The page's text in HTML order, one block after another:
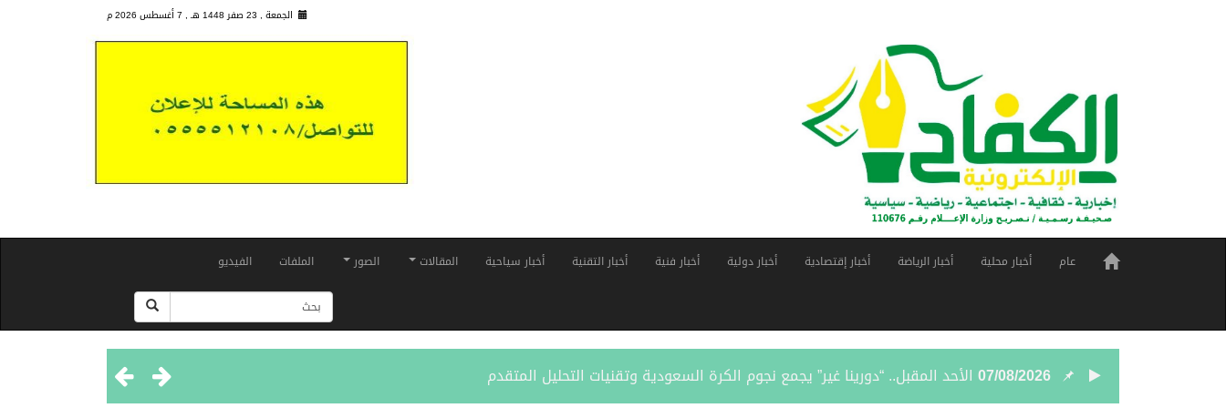
الجمعة , 23 صفر 1448 هـ , 7 أغسطس 2026 م
عام أخبار محلية أخبار الرياضة أخبار إقتصادية أخبار دولية أخبار فنية أخبار التقنية أخبار سياحية المقالات الصور الملفات الفيديو
07/08/2026 الأحد المقبل.. “دورينا غير” يجمع نجوم الكرة السعودية وتقنيات التحليل المتقدم